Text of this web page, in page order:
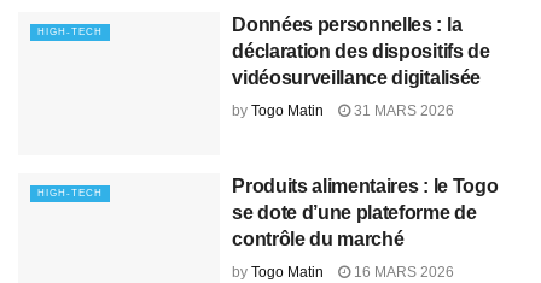
HIGH-TECH
Données personnelles : la
déclaration des dispositifs de
vidéosurveillance digitalisée
by Togo Matin 31 MARS 2026
HIGH-TECH
Produits alimentaires : le Togo
se dote d’une plateforme de
contrôle du marché
by Togo Matin 16 MARS 2026